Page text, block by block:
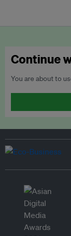
Continue
You are about to